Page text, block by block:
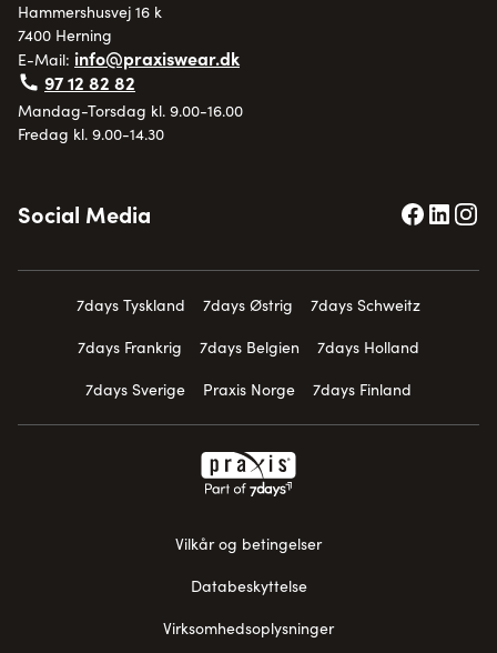
Hammershusvej 16 k
7400 Herning
E-Mail: info@praxiswear.dk
97 12 82 82
Mandag-Torsdag kl. 9.00-16.00
Fredag kl. 9.00-14.30
Social Media
7days Tyskland 7days Østrig
7days Schweitz
7days Frankrig
7days Belgien
7days Holland
7days Sverige
Praxis Norge 7days Finland
Vilkår og betingelser
Databeskyttelse
Virksomhedsoplysninger